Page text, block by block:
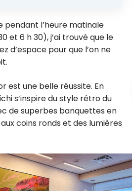
pendant l’heure matinale
et 6 h 30), j’ai trouvé que le
d’espace pour que l’on ne
est une belle réussite. En
s’inspire du style rétro du
de superbes banquettes en
coins ronds et des lumières